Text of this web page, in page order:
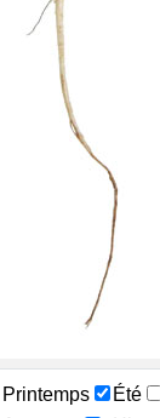
Printemps
Été